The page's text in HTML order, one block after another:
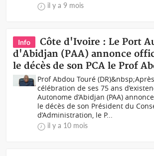
il y a 9 mois
Info
Côte d'Ivoire : Le Port
d'Abidjan (PAA) annonce
le décès de son PCA le Prof
Prof Abdou Touré
célébration de ses 75 ans
Autonome d’Abidjan (PAA)
le décès de son Président du
d’Administration, le P...
il y a 10 mois